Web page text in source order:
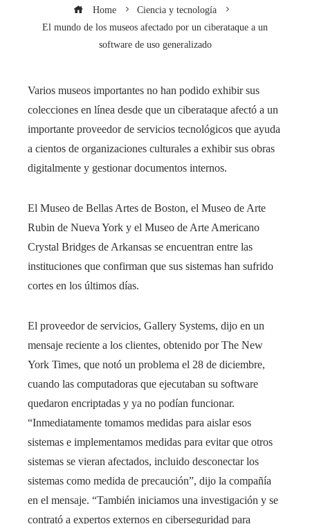
Home
Ciencia y tecnología
El mundo de los museos afectado por un ciberataque a un
software de uso generalizado
Varios museos importantes no han podido exhibir sus
colecciones en línea desde que un ciberataque afectó a un
importante proveedor de servicios tecnológicos que ayuda
a cientos de organizaciones culturales a exhibir sus obras
digitalmente y gestionar documentos internos.
El Museo de Bellas Artes de Boston, el Museo de Arte
Rubin de Nueva York y el Museo de Arte Americano
Crystal Bridges de Arkansas se encuentran entre las
instituciones que confirman que sus sistemas han sufrido
cortes en los últimos días.
El proveedor de servicios, Gallery Systems, dijo en un
mensaje reciente a los clientes, obtenido por The New
York Times, que notó un problema el 28 de diciembre,
cuando las computadoras que ejecutaban su software
quedaron encriptadas y ya no podían funcionar.
“Inmediatamente tomamos medidas para aislar esos
sistemas e implementamos medidas para evitar que otros
sistemas se vieran afectados, incluido desconectar los
sistemas como medida de precaución”, dijo la compañía
en el mensaje. “También iniciamos una investigación y se
contrató a expertos externos en ciberseguridad para